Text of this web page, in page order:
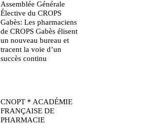
Assemblée Générale
Élective du CROPS
Gabès: Les pharmaciens
de CROPS Gabès élisent
un nouveau bureau et
tracent la voie d’un
succès continu
CNOPT * ACADÉMIE
FRANÇAISE DE
PHARMACIE